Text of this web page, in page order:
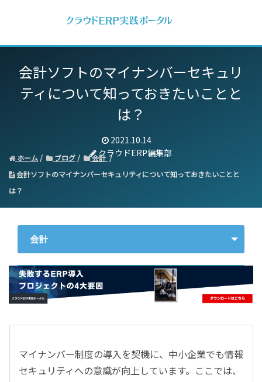
会計ソフトのマイナンバーセキュリ
ティについて知っておきたいことと
は？
2021.10.14
クラウドERP編集部
ホーム ブログ
会計
会計ソフトのマイナンバーセキュリティについて知っておきたいことと
は？
会計
ERP
会計
CRM／営業支援／Eコマース
DX（2025年の崖）／クラウドコンピューティング
マイナンバー制度の導入を契機に、中小企業でも情報
セキュリティへの意識が向上しています。ここでは、